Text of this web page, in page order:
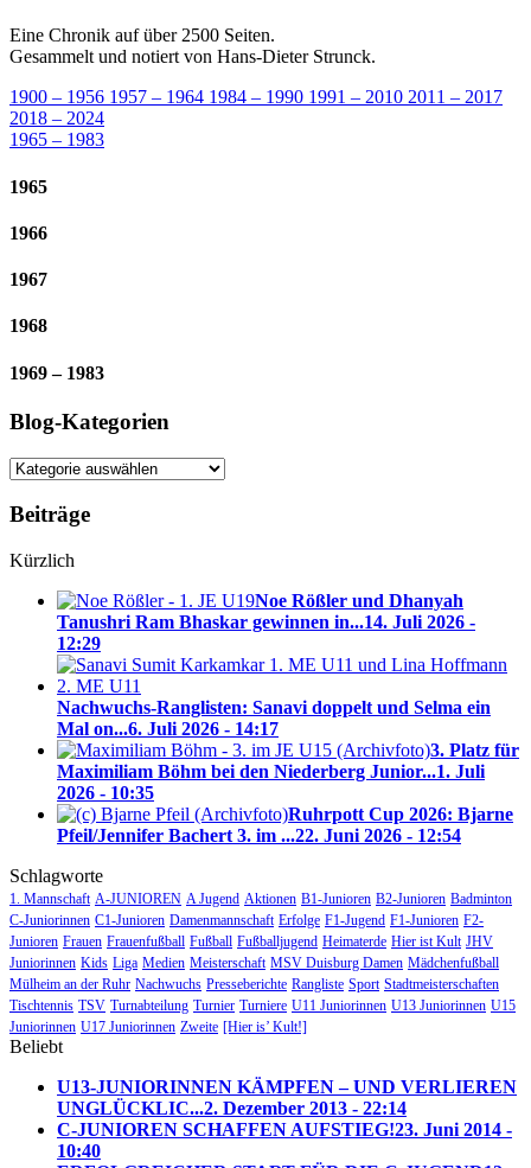
Eine Chronik auf über 2500 Seiten.
Gesammelt und notiert von Hans-Dieter Strunck.
1900 – 1956 1957 – 1964 1984 – 1990 1991 – 2010 2011 – 2017
2018 – 2024
1965 – 1983
1965
1966
1967
1968
1969 – 1983
Blog-Kategorien
Blog-
Beiträge
Kürzlich
Noe Rößler und Dhanyah
Tanushri Ram Bhaskar gewinnen in...14. Juli 2026 -
12:29
Nachwuchs-Ranglisten: Sanavi doppelt und Selma ein
Mal on...6. Juli 2026 - 14:17
3. Platz für
Maximiliam Böhm bei den Niederberg Junior...1. Juli
2026 - 10:35
Ruhrpott Cup 2026: Bjarne
Pfeil/Jennifer Bachert 3. im ...22. Juni 2026 - 12:54
Schlagworte
1. Mannschaft A-JUNIOREN A Jugend Aktionen B1-Junioren B2-Junioren Badminton
C-Juniorinnen C1-Junioren Damenmannschaft Erfolge F1-Jugend F1-Junioren F2-
Junioren Frauen Frauenfußball Fußball Fußballjugend Heimaterde Hier ist Kult JHV
Juniorinnen Kids Liga Medien Meisterschaft MSV Duisburg Damen Mädchenfußball
Mülheim an der Ruhr Nachwuchs Presseberichte Rangliste Sport Stadtmeisterschaften
Tischtennis TSV Turnabteilung Turnier Turniere U11 Juniorinnen U13 Juniorinnen U15
Juniorinnen U17 Juniorinnen Zweite [Hier is’ Kult!]
Beliebt
U13-JUNIORINNEN KÄMPFEN – UND VERLIEREN
UNGLÜCKLIC...2. Dezember 2013 - 22:14
C-JUNIOREN SCHAFFEN AUFSTIEG!23. Juni 2014 -
10:40